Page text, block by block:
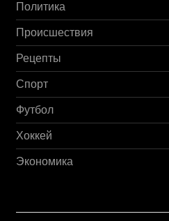
Политика
Происшествия
Рецепты
Спорт
Футбол
Хоккей
Экономика